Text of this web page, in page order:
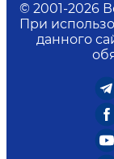
© 2001-2026
При
данного